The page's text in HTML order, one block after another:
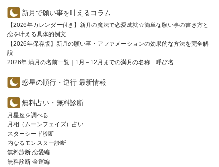
新月で願い事を叶えるコラム
【2026年カレンダー付き】新月の魔法で恋愛成就☆簡単な願い事の書き方と
恋を叶える具体的例文
【2026年保存版】新月の願い事・アファメーションの効果的な方法を完全解
説
2026年 満月の名前一覧｜1月～12月までの満月の名称・呼び名
惑星の順行・逆行 最新情報
無料占い・無料診断
月星座を調べる
月相（ムーンフェイズ）占い
スターシード診断
内なるモンスター診断
無料診断 恋愛編
無料診断 金運編